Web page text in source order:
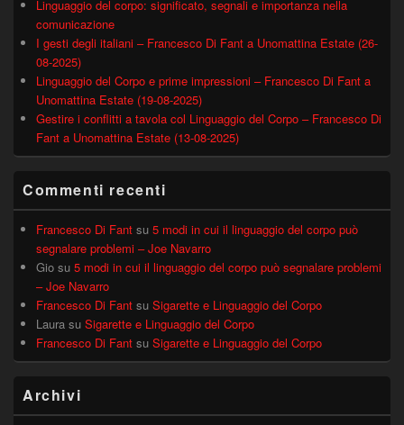
Linguaggio del corpo: significato, segnali e importanza nella
comunicazione
I gesti degli italiani – Francesco Di Fant a Unomattina Estate (26-
08-2025)
Linguaggio del Corpo e prime impressioni – Francesco Di Fant a
Unomattina Estate (19-08-2025)
Gestire i conflitti a tavola col Linguaggio del Corpo – Francesco Di
Fant a Unomattina Estate (13-08-2025)
Commenti recenti
Francesco Di Fant su 5 modi in cui il linguaggio del corpo può
segnalare problemi – Joe Navarro
Gio su 5 modi in cui il linguaggio del corpo può segnalare problemi
– Joe Navarro
Francesco Di Fant su Sigarette e Linguaggio del Corpo
Laura su Sigarette e Linguaggio del Corpo
Francesco Di Fant su Sigarette e Linguaggio del Corpo
Archivi